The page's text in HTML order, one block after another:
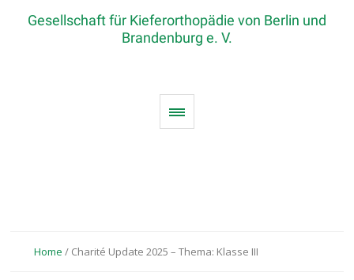
Gesellschaft für Kieferorthopädie von Berlin und
Brandenburg e. V.
Home / Charité Update 2025 – Thema: Klasse III